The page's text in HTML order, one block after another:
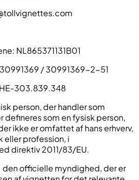
NL865371131B01
/ 30991369-2-51
303.839.348
person, der handler som
defineres som en fysisk person,
ikke er omfattet af hans erhverv,
profession, i
direktiv 2011/83/EU.
den officielle myndighed, der er